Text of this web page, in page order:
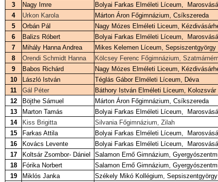
3
Nagy Imre
Bolyai Farkas Elméleti Líceum,
4
Urkon Karola
Márton Áron Főgimnázium, Csíkszereda
5
Orbán Pál
Nagy Mózes Elméleti Liceum,
6
Balizs Róbert
Bolyai Farkas Elméleti Líceum,
7
Mihály Hanna Andrea
Mikes Kelemen Líceum, Sepsiszentgyörgy
8
Orendi Schmidt Hanna
Kölcsey Ferenc Főgimnázium,
9
Babos Richárd
Nagy Mózes Elméleti Liceum,
10
László István
Téglás Gábor Elméleti Líceum, Déva
11
Gál Péter Báthory István Elméleti L íceum, Kolozsvár
12
Böjthe Sámuel
Márton Áron Főgimnázium, Csíkszereda
13
Marton Tamás
Bolyai Farkas Elméleti Líceum,
14
Kiss Brigitta
Silvania Főgimnázium, Zilah
15
Farkas Attila
Bolyai Farkas Elméleti Líceum,
16
Kovács Levente
Bolyai Farkas Elméleti Líceum,
17
Koltsár Zsombor- Dániel
Salamon Ernő Gimnázium,
18
Fórika Norbert
Salamon Ernő Gimnázium,
19
Miklós Janka
Székely Mikó Kollégium, Sepsiszentgyörgy